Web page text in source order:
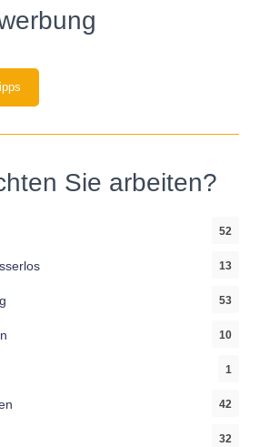
Sie arbeiten?
52
13
53
10
1
42
32